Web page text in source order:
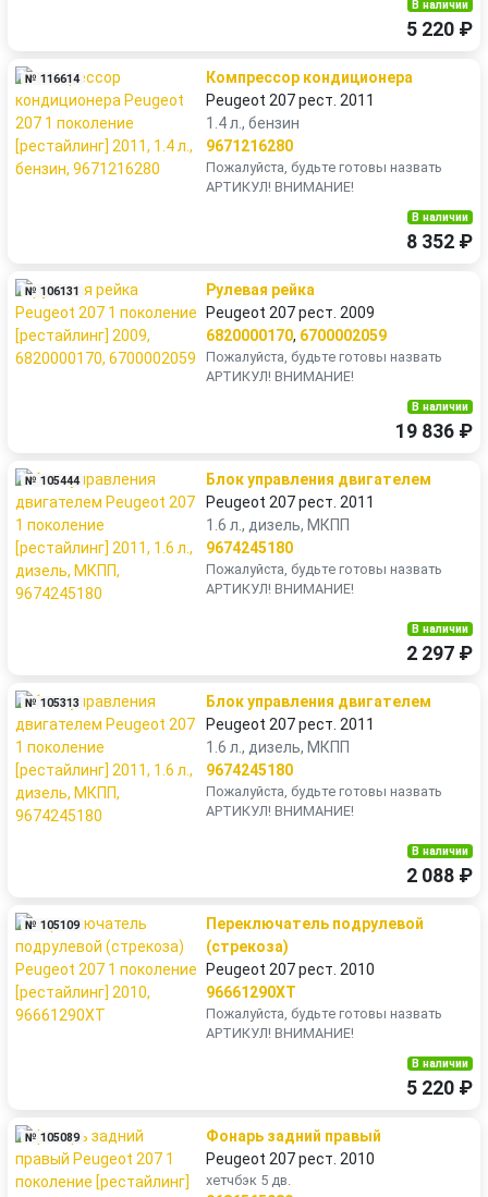
В наличии
5 220 ₽
№ 116614
Компрессор кондиционера
Peugeot 207 рест. 2011
1.4 л., бензин
9671216280
Пожалуйста, будьте готовы назвать
АРТИКУЛ! ВНИМАНИЕ!
В наличии
8 352 ₽
№ 106131
Рулевая рейка
Peugeot 207 рест. 2009
6820000170, 6700002059
Пожалуйста, будьте готовы назвать
АРТИКУЛ! ВНИМАНИЕ!
В наличии
19 836 ₽
№ 105444
Блок управления двигателем
Peugeot 207 рест. 2011
1.6 л., дизель, МКПП
9674245180
Пожалуйста, будьте готовы назвать
АРТИКУЛ! ВНИМАНИЕ!
В наличии
2 297 ₽
№ 105313
Блок управления двигателем
Peugeot 207 рест. 2011
1.6 л., дизель, МКПП
9674245180
Пожалуйста, будьте готовы назвать
АРТИКУЛ! ВНИМАНИЕ!
В наличии
2 088 ₽
№ 105109
Переключатель подрулевой
(стрекоза)
Peugeot 207 рест. 2010
96661290XT
Пожалуйста, будьте готовы назвать
АРТИКУЛ! ВНИМАНИЕ!
В наличии
5 220 ₽
№ 105089
Фонарь задний правый
Peugeot 207 рест. 2010
хетчбэк 5 дв.